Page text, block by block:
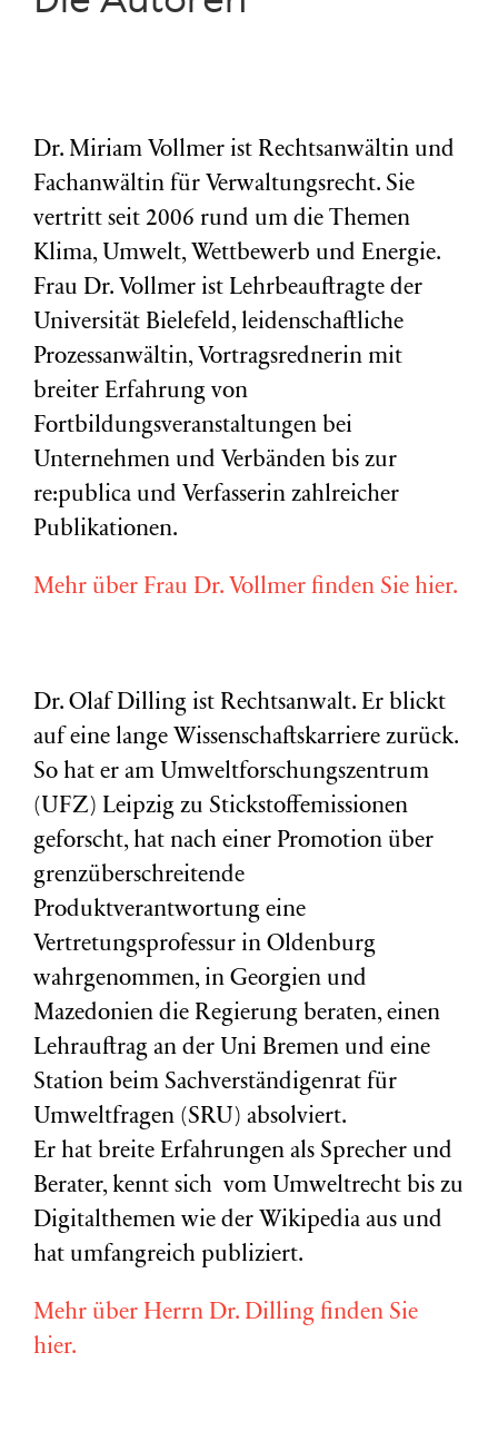
Dr. Miriam Vollmer ist Rechtsanwältin und
Fachanwältin für Verwaltungsrecht. Sie
vertritt seit 2006 rund um die Themen
Klima, Umwelt, Wettbewerb und Energie.
Frau Dr. Vollmer ist Lehrbeauftragte der
Universität Bielefeld, leidenschaftliche
Prozessanwältin, Vortragsrednerin mit
breiter Erfahrung von
Fortbildungsveranstaltungen bei
Unternehmen und Verbänden bis zur
re:publica und Verfasserin zahlreicher
Publikationen.
Mehr über Frau Dr. Vollmer finden Sie hier.
Dr. Olaf Dilling ist Rechtsanwalt. Er blickt
auf eine lange Wissenschaftskarriere zurück.
So hat er am Umweltforschungszentrum
(UFZ) Leipzig zu Stickstoffemissionen
geforscht, hat nach einer Promotion über
grenzüberschreitende
Produktverantwortung eine
Vertretungsprofessur in Oldenburg
wahrgenommen, in Georgien und
Mazedonien die Regierung beraten, einen
Lehrauftrag an der Uni Bremen und eine
Station beim Sachverständigenrat für
Umweltfragen (SRU) absolviert.
Er hat breite Erfahrungen als Sprecher und
Berater, kennt sich vom Umweltrecht bis zu
Digitalthemen wie der Wikipedia aus und
hat umfangreich publiziert.
Mehr über Herrn Dr. Dilling finden Sie
hier.